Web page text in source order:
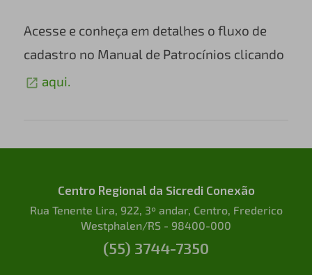
Acesse e conheça em detalhes o fluxo de
cadastro no Manual de Patrocínios clicando
aqui.
Centro Regional da Sicredi Conexão
Rua Tenente Lira, 922, 3º andar, Centro, Frederico
Westphalen/RS - 98400-000
(55) 3744-7350